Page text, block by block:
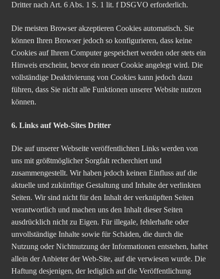
Dritter nach Art. 6 Abs. 1 S. 1 lit. f DSGVO erforderlich.
Die meisten Browser akzeptieren Cookies automatisch. Sie
können Ihren Browser jedoch so konfigurieren, dass keine
Cookies auf Ihrem Computer gespeichert werden oder stets ein
Hinweis erscheint, bevor ein neuer Cookie angelegt wird. Die
vollständige Deaktivierung von Cookies kann jedoch dazu
führen, dass Sie nicht alle Funktionen unserer Website nutzen
können.
6. Links auf Web-Sites Dritter
Die auf unserer Webseite veröffentlichten Links werden von
uns mit größtmöglicher Sorgfalt recherchiert und
zusammengestellt. Wir haben jedoch keinen Einfluss auf die
aktuelle und zukünftige Gestaltung und Inhalte der verlinkten
Seiten. Wir sind nicht für den Inhalt der verknüpften Seiten
verantwortlich und machen uns den Inhalt dieser Seiten
ausdrücklich nicht zu Eigen. Für illegale, fehlerhafte oder
unvollständige Inhalte sowie für Schäden, die durch die
Nutzung oder Nichtnutzung der Informationen entstehen, haftet
allein der Anbieter der Web-Site, auf die verwiesen wurde. Die
Haftung desjenigen, der lediglich auf die Veröffentlichung